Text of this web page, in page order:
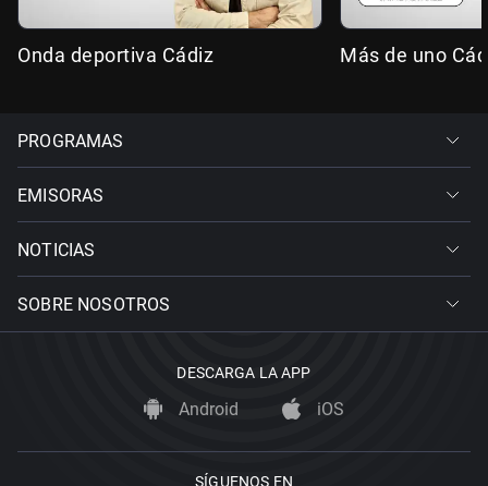
Onda deportiva Cádiz Más de uno
PROGRAMAS
EMISORAS
NOTICIAS
SOBRE NOSOTROS
DESCARGA LA APP
Android iOS
SÍGUENOS EN